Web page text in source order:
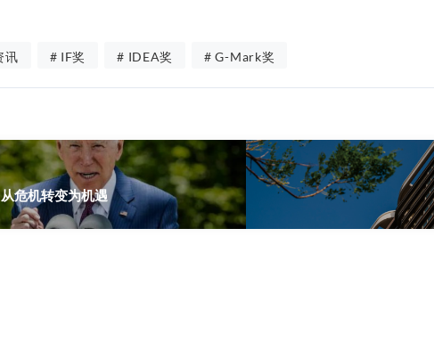
讯 # IF奖 # IDEA奖 # G-Mark奖
危机转变为机遇